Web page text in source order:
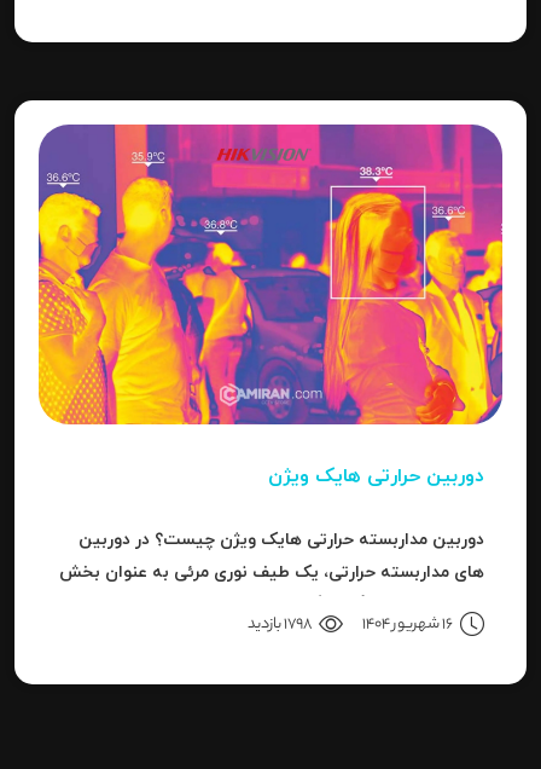
دوربین حرارتی هایک ویژن
دوربین مداربسته حرارتی هایک ویژن چیست؟ در دوربین
های مداربسته حرارتی، یک طیف نوری مرئی به عنوان بخش
سری دوربین هاست.
16 شهریور 1404 1798 بازدید